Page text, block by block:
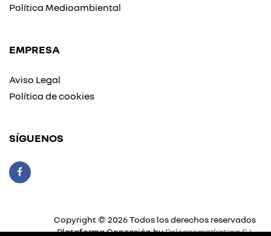
Política Medioambiental
EMPRESA
Aviso Legal
Política de cookies
SÍGUENOS
Copyright © 2026 Todos los derechos reservados
Plataforma Concesión byReleasemarketing S.L.